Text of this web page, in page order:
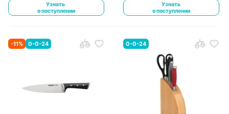
Узнать
о поступлении
Узнать
о поступлении
-11% 0-0-24 0-0-24